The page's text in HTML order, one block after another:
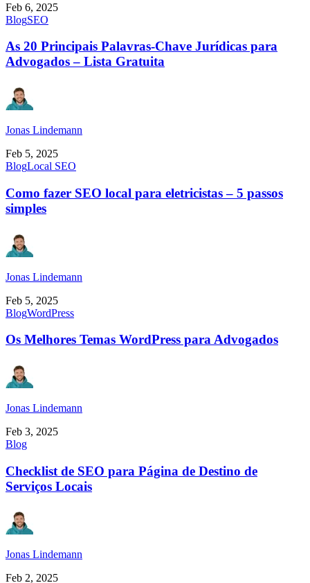
Feb 6, 2025
BlogSEO
As 20 Principais Palavras-Chave Jurídicas para
Advogados – Lista Gratuita
Jonas Lindemann
Feb 5, 2025
BlogLocal SEO
Como fazer SEO local para eletricistas – 5 passos
simples
Jonas Lindemann
Feb 5, 2025
BlogWordPress
Os Melhores Temas WordPress para Advogados
Jonas Lindemann
Feb 3, 2025
Blog
Checklist de SEO para Página de Destino de
Serviços Locais
Jonas Lindemann
Feb 2, 2025